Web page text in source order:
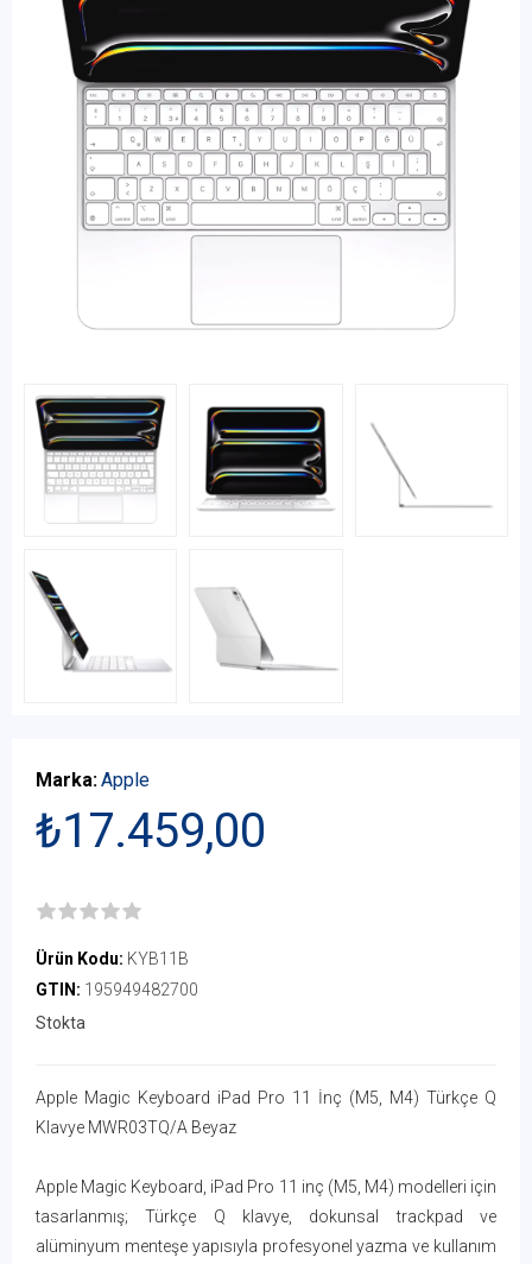
Marka:Apple
₺17.459,00
Ürün Kodu: KYB11B
GTIN: 195949482700
Stokta
Apple Magic Keyboard iPad Pro 11 İnç (M5, M4) Türkçe Q
Klavye MWR03TQ/A Beyaz
Apple Magic Keyboard, iPad Pro 11 inç (M5, M4) modelleri için
tasarlanmış; Türkçe Q klavye, dokunsal trackpad ve
alüminyum menteşe yapısıyla profesyonel yazma ve kullanım